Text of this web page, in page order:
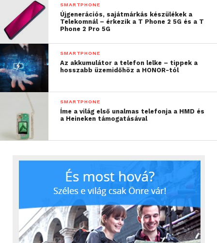
Avikar Jolly, a HONOR európai marketingigazgatója a
következőt nyilatkozta:
„Azt mondják, hogy egy
kép többet ér ezer szónál,
valóban így van!
Szeretetet akartunk
megosztani – nem pedig
gyűlöletet, – ezen a
Valentin-napon, ezért
SMARTPHONE
Újgenerációs, sajátmárkás készülékek a
Telekomnál – érkezik a T Phone 2 5G és a T
Phone 2 Pro 5G
SMARTPHONE
Az akkumulátor a telefon lelke – tippek a
hosszabb üzemidőhöz a HONOR-tól
SMARTPHONE
Íme a világ első unalmas telefonja a HMD és
a Heineken támogatásával